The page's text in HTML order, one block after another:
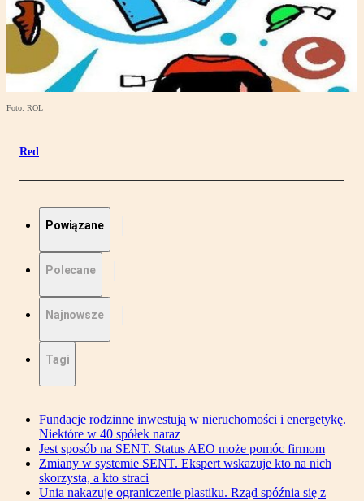
Foto: ROL
Red
Powiązane
Polecane
Najnowsze
Tagi
Fundacje rodzinne inwestują w nieruchomości i energetykę.
Niektóre w 40 spółek naraz
Jest sposób na SENT. Status AEO może pomóc firmom
Zmiany w systemie SENT. Ekspert wskazuje kto na nich
skorzysta, a kto straci
Unia nakazuje ograniczenie plastiku. Rząd spóźnia się z